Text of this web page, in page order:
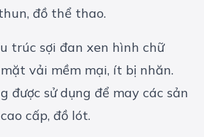
đồ thể thao.
trúc sợi đan xen hình chữ
vải mềm mại, ít bị nhăn.
được sử dụng để may các sản
cấp, đồ lót.